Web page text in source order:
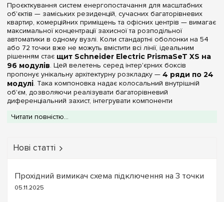
Проєкткування систем енергопостачання для масштабних
об'єктів — заміських резиденцій, сучасних багаторівневих
квартир, комерційних приміщень та офісних центрів — вимагає
максимальної концентрації захисної та розподільної
автоматики в одному вузлі. Коли стандартні оболонки на 54
або 72 точки вже не можуть вмістити всі лінії, ідеальним
рішенням стає щит Schneider Electric PrismaSeT XS на
96 модулів. Цей велетень серед інтер'єрних боксів
пропонує унікальну архітектурну розкладку — 4 ряди по 24
модулі. Така компоновка надає колосальний внутрішній
об'єм, дозволяючи реалізувати багаторівневий
диференціальний захист, інтегрувати компоненти
трифазні крос-модулі та кліматичні реле без шкоди для
представлені всі модифікації розподільних шаф PrismaSeT XS
пластику (технополімеру) бездоганного білого кольору. Цей
інноваційний матеріал не схильний до пожовтіння від часу,
стійкий до подряпин та випадкових механічних ударів під час
Читати повністю...
Нові статті
Прохідний вимикач схема підключення на 3 точки
05.11.2025